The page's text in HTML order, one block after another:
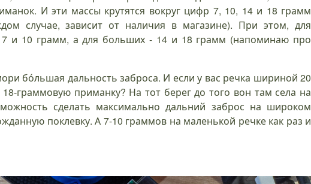
И эти массы крутятся вокруг цифр 7, 10, 14 и 18 грамм
случае, зависит от наличия в магазине). При этом, для
и 10 грамм, а для больших - 14 и 18 грамм (напоминаю про
бо́льшая дальность заброса. И если у вас речка шириной 20
граммовую приманку? На тот берег до того вон там села на
сделать максимально дальний заброс на широком
поклевку. А 7-10 граммов на маленькой речке как раз и